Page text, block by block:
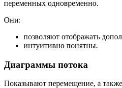
переменных одновременно.
Они:
позволяют отображать
интуитивно понятны.
Диаграммы потока
Показывают перемещение, а